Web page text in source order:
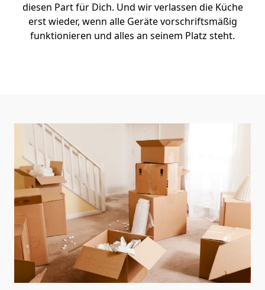
diesen Part für Dich. Und wir verlassen die Küche
erst wieder, wenn alle Geräte vorschriftsmäßig
funktionieren und alles an seinem Platz steht.